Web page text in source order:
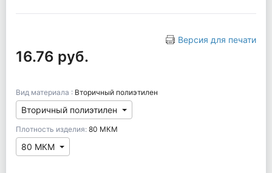
Версия для печати
16.76 руб.
Вид материала : Вторичный полиэтилен
Вторичный полиэтилен
Плотность изделия: 80 МКМ
80 МКМ